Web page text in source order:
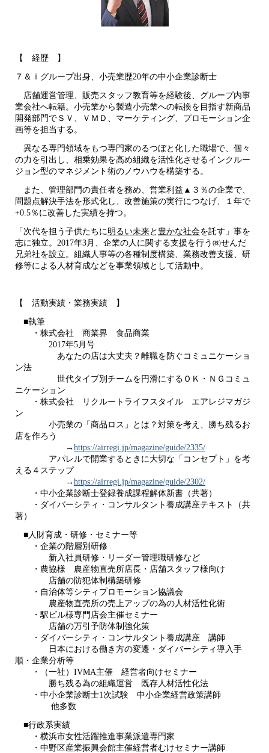
【 経歴 】
７＆ｉグループ出身、小売業歴20年の中小企業診断士
店舗運営管理、販売スタッフ教育等を経験後、グループ内事
業会社へ転籍。小売業から製造小売業への転換を目指す新商品
開発部門でＳＶ、ＶＭＤ、マーケティング、プロモーション企
画等を担当する。
異なる専門領域をもつ専門家のるつぼと化した職場で、個々
の力を引出し、相乗効果を高め組織を活性化させるインクルー
ジョン型のマネジメント術のノウハウを構築する。
また、管理部門の責任者を務め、営業利益▲３％の企業で、
問題点解決手法を形式化し、改善施策の実行につなげ、１年で
+0.5％に改善した実績を持つ。
「次代を担う子供たちに 明るい未来と 豊かな社会を託す」事を
志に独立。2017年3月、企業の人に関する支援を行う㈱せんだ
兄弟社を設立。組織人事等の各種制度構築、業務改善支援、研
修等による人材育成などを事業領域として活動中。
【 活動実績・業務実績 】
■執筆
・株式会社 商業界 食品商業
2017年5月号
あなたの店は大丈夫？離職を防ぐコミュニケーショ
ン法
世代タイプ別チームを円滑にするＯＫ・ＮＧコミュ
ニケーション
・株式会社 リクルートライフスタイル エアレジマガジ
ン
小売業の「商品ロス」とは？対策を考え、勝ち残るお
店を作ろう
→ https://airregi.jp/magazine/guide/2335/
アパレルで開業するときに大切な「コンセプト」を考
える４ステップ
→ https://airregi.jp/magazine/guide/2302/
・中小企業診断士登録養成課程解体新書（共著）
・ダイバーシティ・コンサルタント養成講座テキスト（共
著）
■人財育成・研修・セミナー等
・企業の階層別研修
新入社員研修・リーダー管理職研修など
・農協様 農産物直売所店長・店舗スタッフ様向け
店舗の防犯体制構築研修
・自治体等シティプロモーション協議会
農産物直売所の売上アップの為の人材活性化術
・駅ビル様専門店会主催セミナー
店舗の万引予防体制強化策
・ダイバーシティ・コンサルタント養成講座 講師
日本における働き方の変遷・ダイバーシティ導入手
順・企業分析等
・（一社）IVMA主催 経営者向けセミナー
勝ち残る為の組織運営 既存人材活性化法
・中小企業診断士1次試験 中小企業経営政策講師
他多数
■行政系実績
・横浜市女性活躍推進事業派遣専門家
・中野区産業振興会館主催経営者むけセミナー講師